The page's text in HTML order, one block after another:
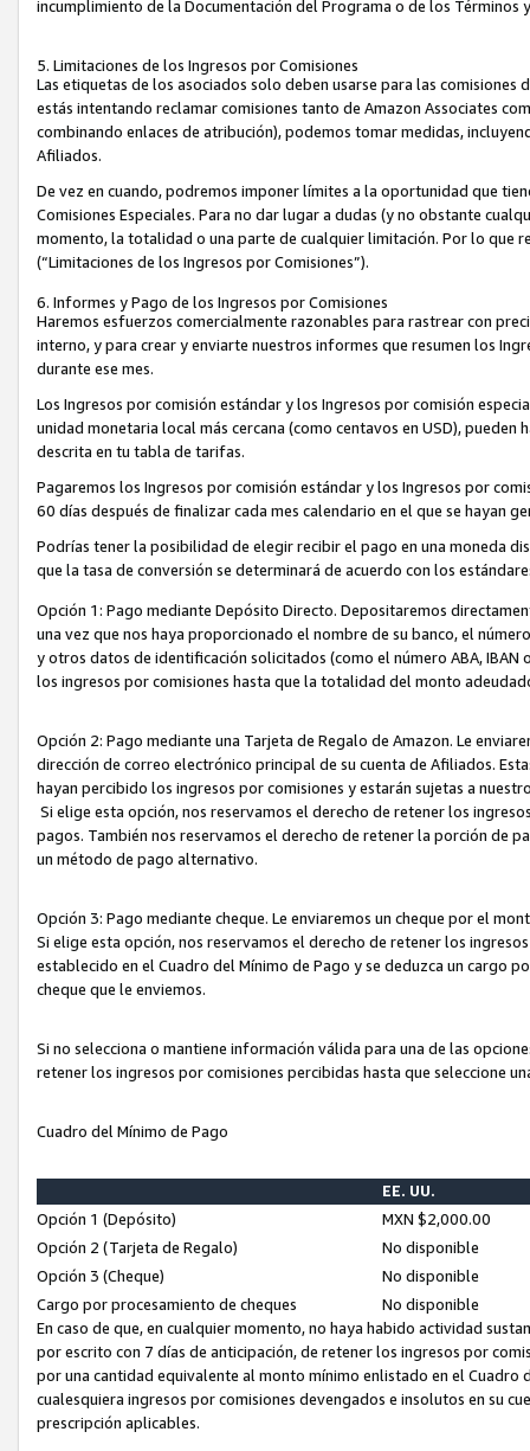
incumplimiento de la Documentación del Programa o de los Términos
5. Limitaciones de los Ingresos por Comisiones
Las etiquetas de los asociados solo deben usarse para las
estás intentando reclamar comisiones tanto de Amazon Associates
combinando enlaces de atribución), podemos tomar medidas,
Afiliados.
De vez en cuando, podremos imponer límites a la oportunidad que
Comisiones Especiales. Para no dar lugar a dudas (y no obstante
momento, la totalidad o una parte de cualquier limitación. Por lo que
(“Limitaciones de los Ingresos por Comisiones”).
6. Informes y Pago de los Ingresos por Comisiones
Haremos esfuerzos comercialmente razonables para rastrear con
interno, y para crear y enviarte nuestros informes que resumen los
durante ese mes.
Los Ingresos por comisión estándar y los Ingresos por comisión
unidad monetaria local más cercana (como centavos en USD),
descrita en tu tabla de tarifas.
Pagaremos los Ingresos por comisión estándar y los Ingresos por
60 días después de finalizar cada mes calendario en el que se hayan
Podrías tener la posibilidad de elegir recibir el pago en una moneda
que la tasa de conversión se determinará de acuerdo con los
Opción 1: Pago mediante Depósito Directo. Depositaremos
una vez que nos haya proporcionado el nombre de su banco, el
y otros datos de identificación solicitados (como el número ABA,
los ingresos por comisiones hasta que la totalidad del monto
Opción 2: Pago mediante una Tarjeta de Regalo de Amazon. Le
dirección de correo electrónico principal de su cuenta de Afiliados.
hayan percibido los ingresos por comisiones y estarán sujetas a
Si elige esta opción, nos reservamos el derecho de retener los
pagos. También nos reservamos el derecho de retener la porción de
un método de pago alternativo.
Opción 3: Pago mediante cheque. Le enviaremos un cheque por el
Si elige esta opción, nos reservamos el derecho de retener los
establecido en el Cuadro del Mínimo de Pago y se deduzca un cargo
cheque que le enviemos.
Si no selecciona o mantiene información válida para una de las
retener los ingresos por comisiones percibidas hasta que seleccione
Cuadro del Mínimo de Pago
EE. UU.
Opción 1 (Depósito)
MXN $2,000.00
Opción 2 (Tarjeta de Regalo)
No disponible
Opción 3 (Cheque)
No disponible
Cargo por procesamiento de cheques
No disponible
En caso de que, en cualquier momento, no haya habido actividad
por escrito con 7 días de anticipación, de retener los ingresos por
por una cantidad equivalente al monto mínimo enlistado en el
cualesquiera ingresos por comisiones devengados e insolutos en su
prescripción aplicables.